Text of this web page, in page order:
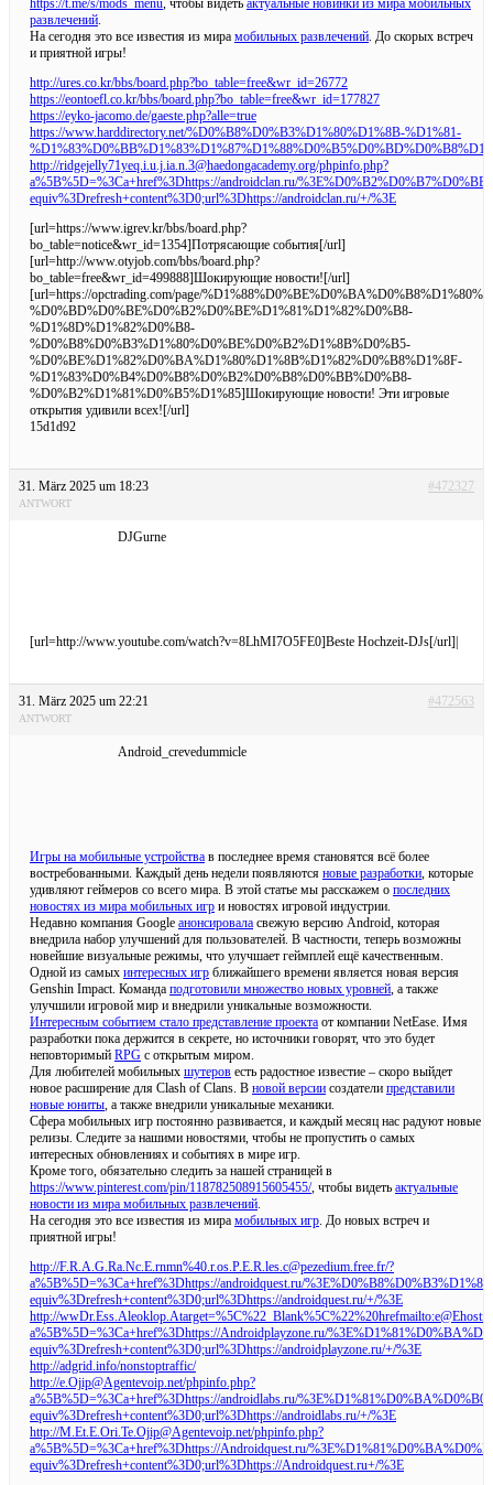
https://t.me/s/mods_menu, чтобы видеть актуальные новинки из мира мобильных
развлечений.
На сегодня это все известия из мира мобильных развлечений. До скорых встреч
и приятной игры!
http://ures.co.kr/bbs/board.php?bo_table=free&wr_id=26772
https://eontoefl.co.kr/bbs/board.php?bo_table=free&wr_id=177827
https://eyko-jacomo.de/gaeste.php?alle=true
https://www.harddirectory.net/%D0%B8%D0%B3%D1%80%D1%8B-%D1%81-
http://ridgejelly71yeq.i.u.j.ia.n.3@haedongacademy.org/phpinfo.php?
a%5B%5D=%3Ca+href%3Dhttps://androidclan.ru/
equiv%3Drefresh+content%3D0;url%3Dhttps://androidclan.ru/+/%3E
[url=https://www.igrev.kr/bbs/board.php?
bo_table=notice&wr_id=1354]Потрясающие события[/url]
[url=http://www.otyjob.com/bbs/board.php?
bo_table=free&wr_id=499888]Шокирующие новости![/url]
[url=https://opctrading.com/page/
%D0%BD%D0%BE%D0%B2%D0%BE%D1%81%D1%82%D0%B8-
%D1%8D%D1%82%D0%B8-
%D0%B8%D0%B3%D1%80%D0%BE%D0%B2%D1%8B%D0%B5-
%D0%BE%D1%82%D0%BA%D1%80%D1%8B%D1%82%D0%B8%D1%8F-
%D1%83%D0%B4%D0%B8%D0%B2%D0%B8%D0%BB%D0%B8-
%D0%B2%D1%81%D0%B5%D1%85]Шокирующие новости! Эти игровые
открытия удивили всех![/url]
15d1d92
31. März 2025 um 18:23 #472327
ANTWORT
DJGurne
[url=http://www.youtube.com/watch?v=8LhMI7O5FE0]Beste Hochzeit-DJs[/url]|
31. März 2025 um 22:21 #472563
ANTWORT
Android_crevedummicle
Игры на мобильные устройства в последнее время становятся всё более
востребованными. Каждый день недели появляются новые разработки, которые
удивляют геймеров со всего мира. В этой статье мы расскажем о последних
новостях из мира мобильных игр и новостях игровой индустрии.
Недавно компания Google анонсировала свежую версию Android, которая
внедрила набор улучшений для пользователей. В частности, теперь возможны
новейшие визуальные режимы, что улучшает геймплей ещё качественным.
Одной из самых интересных игр ближайшего времени является новая версия
Genshin Impact. Команда подготовили множество новых уровней, а также
улучшили игровой мир и внедрили уникальные возможности.
Интересным событием стало представление проекта от компании NetEase. Имя
разработки пока держится в секрете, но источники говорят, что это будет
неповторимый RPG с открытым миром.
Для любителей мобильных шутеров есть радостное известие – скоро выйдет
новое расширение для Clash of Clans. В новой версии создатели представили
новые юниты, а также внедрили уникальные механики.
Сфера мобильных игр постоянно развивается, и каждый месяц нас радуют новые
релизы. Следите за нашими новостями, чтобы не пропустить о самых
интересных обновлениях и событиях в мире игр.
Кроме того, обязательно следить за нашей страницей в
https://www.pinterest.com/pin/118782508915605455/, чтобы видеть актуальные
новости из мира мобильных развлечений.
На сегодня это все известия из мира мобильных игр. До новых встреч и
приятной игры!
http://F.R.A.G.Ra.Nc.E.rnmn%40.r.os.P.E.R.les.c@pezedium.free.fr/?
a%5B%5D=%3Ca+href%3Dhttps://androidquest.ru/
equiv%3Drefresh+content%3D0;url%3Dhttps://androidquest.ru/+/%3E
http://
a%5B%5D=%3Ca+href%3Dhttps://Androidplayzone.ru/
equiv%3Drefresh+content%3D0;url%3Dhttps://androidplayzone.ru/+/%3E
http://adgrid.info/nonstoptraffic/
http://e.Ojip@Agentevoip.net/phpinfo.php?
a%5B%5D=%3Ca+href%3Dhttps://androidlabs.ru/
equiv%3Drefresh+content%3D0;url%3Dhttps://androidlabs.ru/+/%3E
http://M.Et.E.Ori.Te.Ojip@Agentevoip.net/phpinfo.php?
a%5B%5D=%3Ca+href%3Dhttps://Androidquest.ru/
equiv%3Drefresh+content%3D0;url%3Dhttps://Androidquest.ru+/%3E